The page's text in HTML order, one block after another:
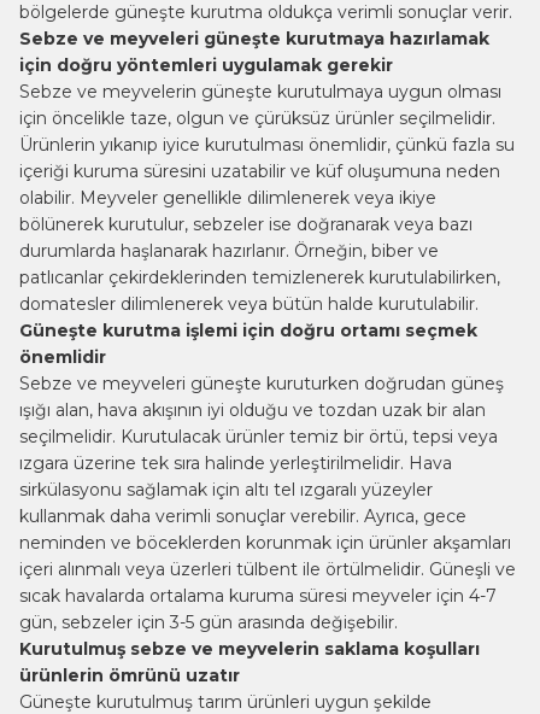
bölgelerde güneşte kurutma oldukça verimli sonuçlar verir.
Sebze ve meyveleri güneşte kurutmaya hazırlamak
için doğru yöntemleri uygulamak gerekir
Sebze ve meyvelerin güneşte kurutulmaya uygun olması
için öncelikle taze, olgun ve çürüksüz ürünler seçilmelidir.
Ürünlerin yıkanıp iyice kurutulması önemlidir, çünkü fazla su
içeriği kuruma süresini uzatabilir ve küf oluşumuna neden
olabilir. Meyveler genellikle dilimlenerek veya ikiye
bölünerek kurutulur, sebzeler ise doğranarak veya bazı
durumlarda haşlanarak hazırlanır. Örneğin, biber ve
patlıcanlar çekirdeklerinden temizlenerek kurutulabilirken,
domatesler dilimlenerek veya bütün halde kurutulabilir.
Güneşte kurutma işlemi için doğru ortamı seçmek
önemlidir
Sebze ve meyveleri güneşte kuruturken doğrudan güneş
ışığı alan, hava akışının iyi olduğu ve tozdan uzak bir alan
seçilmelidir. Kurutulacak ürünler temiz bir örtü, tepsi veya
ızgara üzerine tek sıra halinde yerleştirilmelidir. Hava
sirkülasyonu sağlamak için altı tel ızgaralı yüzeyler
kullanmak daha verimli sonuçlar verebilir. Ayrıca, gece
neminden ve böceklerden korunmak için ürünler akşamları
içeri alınmalı veya üzerleri tülbent ile örtülmelidir. Güneşli ve
sıcak havalarda ortalama kuruma süresi meyveler için 4-7
gün, sebzeler için 3-5 gün arasında değişebilir.
Kurutulmuş sebze ve meyvelerin saklama koşulları
ürünlerin ömrünü uzatır
Güneşte kurutulmuş tarım ürünleri uygun şekilde